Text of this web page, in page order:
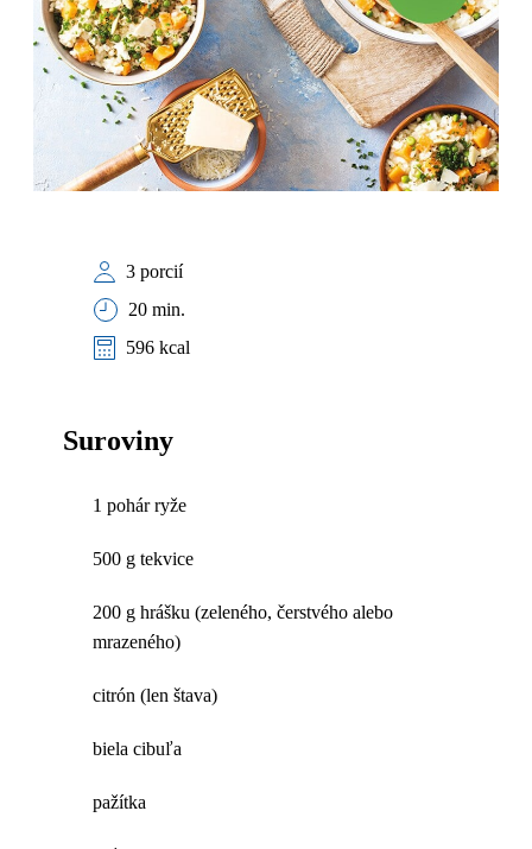
3 porcií
20 min.
596 kcal
Suroviny
1 pohár ryže
500 g tekvice
200 g hrášku (zeleného, čerstvého alebo
mrazeného)
citrón (len štava)
biela cibuľa
pažítka